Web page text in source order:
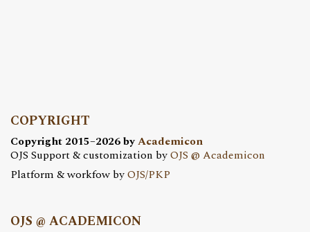
COPYRIGHT
Copyright 2015–2026 byAcademicon
OJS Support & customization byOJS @ Academicon
Platform & workfow byOJS/PKP
OJS @ ACADEMICON